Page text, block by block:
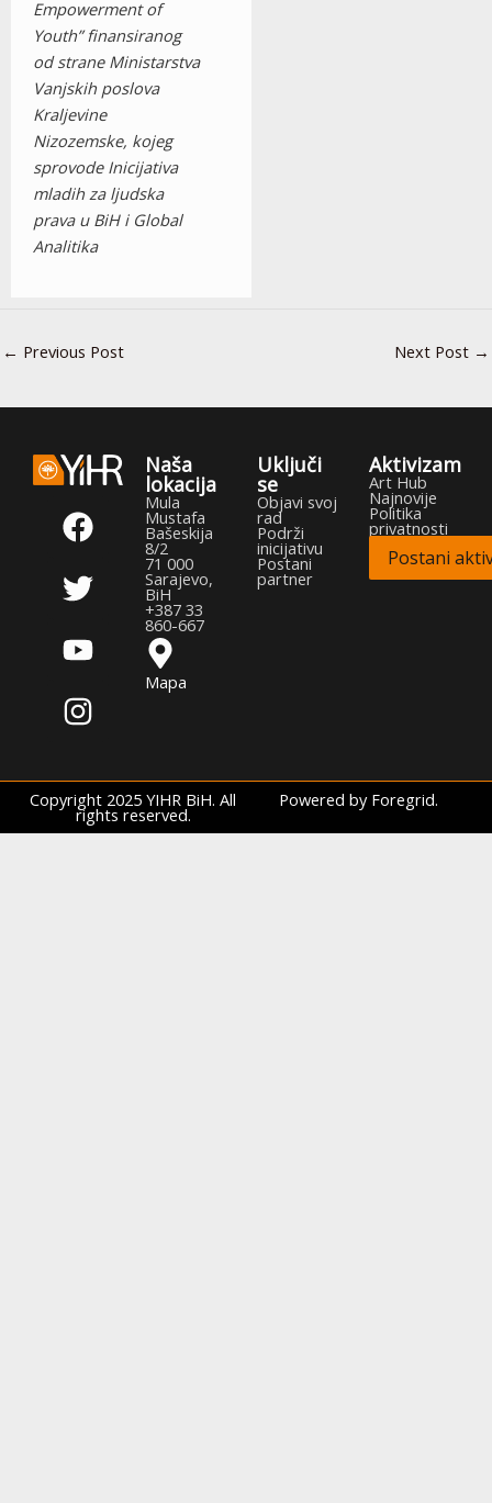
Empowerment of
Youth” finansiranog
od strane Ministarstva
Vanjskih poslova
Kraljevine
Nizozemske, kojeg
sprovode Inicijativa
mladih za ljudska
prava u BiH i Global
Analitika
← Previous Post Next Post →
F
a
c
e
b
o
o
k
T
w
i
t
t
e
r
Y
o
u
t
u
b
e
I
n
s
t
a
g
r
a
Naša
lokacija
Mula
Mustafa
Bašeskija
8/2
71 000
Sarajevo,
BiH
+387 33
860-667
Mapa
Uključi
se
Objavi svoj
rad
Podrži
inicijativu
Postani
partner
Aktivizam
Art Hub
Najnovije
Politika
privatnosti
Postani
Copyright 2025 YIHR BiH. All
rights reserved.
Powered by Foregrid.